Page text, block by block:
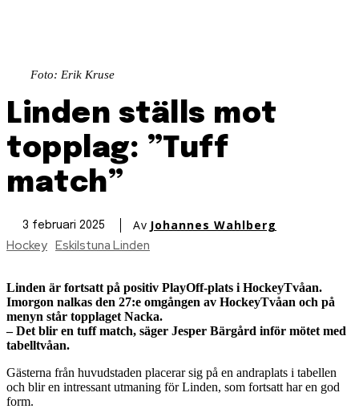
Foto: Erik Kruse
Linden ställs mot
topplag: ”Tuff
match”
3 februari 2025 Av Johannes Wahlberg
Hockey Eskilstuna Linden
Linden är fortsatt på positiv PlayOff-plats i HockeyTvåan.
Imorgon nalkas den 27:e omgången av HockeyTvåan och på
menyn står topplaget Nacka.
– Det blir en tuff match, säger Jesper Bärgård inför mötet med
tabelltvåan.
Gästerna från huvudstaden placerar sig på en andraplats i tabellen
och blir en intressant utmaning för Linden, som fortsatt har en god
form.